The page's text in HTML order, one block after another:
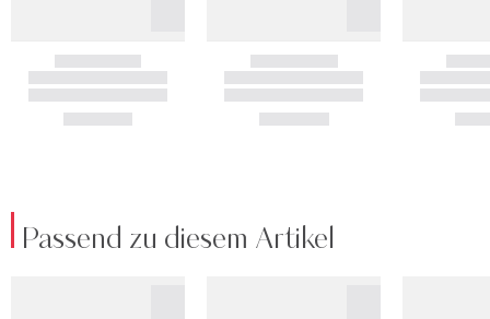
Passend zu diesem Artikel